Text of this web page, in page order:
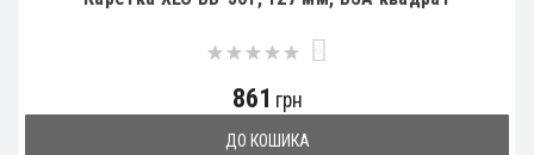
861 грн
ДО КОШИКА